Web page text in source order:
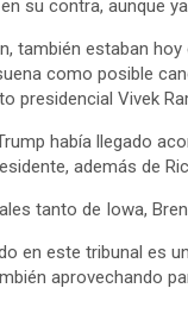
su contra, aunque
también estaban
como posible
presidencial Vivek
había llegado
además de
tanto de Iowa,
en este tribunal es
aprovechando